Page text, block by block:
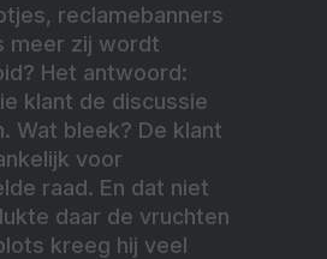
reclamebanners
meer zij wordt
Het antwoord:
klant de discussie
Wat bleek? De klant
voor
raad. En dat niet
daar de vruchten
kreeg hij veel